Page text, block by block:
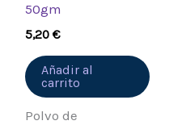
50gm
5,20€
Añadir al
carrito
Polvo de